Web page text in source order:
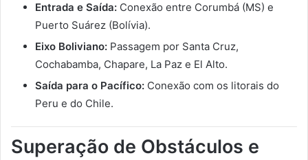
Entrada e Saída: Conexão entre Corumbá (MS) e
Puerto Suárez (Bolívia).
Eixo Boliviano: Passagem por Santa Cruz,
Cochabamba, Chapare, La Paz e El Alto.
Saída para o Pacífico: Conexão com os litorais do
Peru e do Chile.
Superação de Obstáculos e